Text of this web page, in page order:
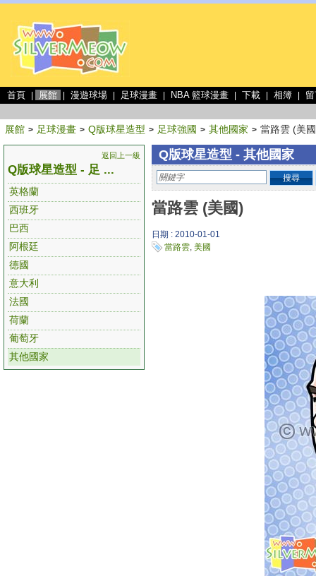
首頁 展館 漫遊球場 足球漫畫 NBA 籃球漫畫 下載 相簿
展館 > 足球漫畫 > Q版球星造型 > 足球強國 > 其他國家 > 當路雲 (美
返回上一級
Q版球星造型 - 足 ...
英格蘭
西班牙
巴西
阿根廷
德國
意大利
法國
荷蘭
葡萄牙
其他國家
Q版球星造型 - 其他國家
搜尋
當路雲 (美國)
日期 : 2010-01-01
當路雲, 美國